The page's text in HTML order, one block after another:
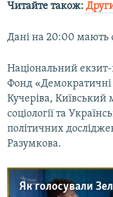
Читайте також:
Дані на 20:00 мають
Національний
Фонд «Демократичні
Кучеріва, Київський
соціології та
політичних
Разумкова.